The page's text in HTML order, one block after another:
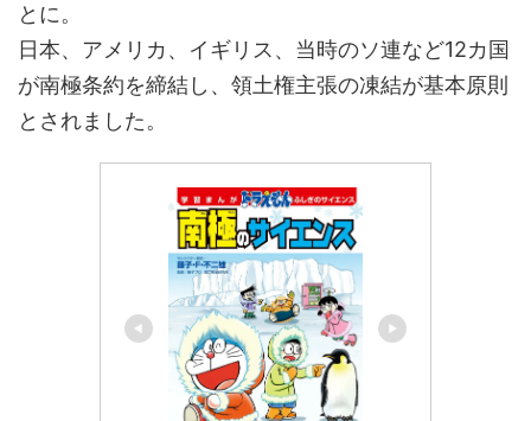
とに。
日本、アメリカ、イギリス、当時のソ連など12カ国
が南極条約を締結し、領土権主張の凍結が基本原則
とされました。